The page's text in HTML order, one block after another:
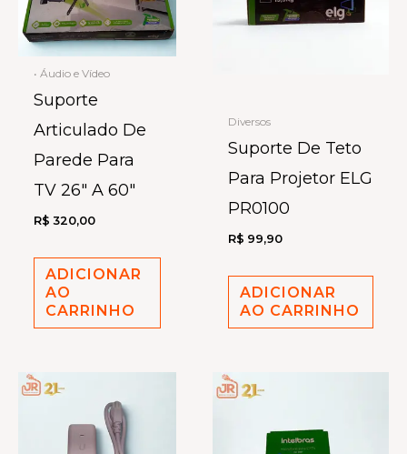
• Áudio e Vídeo
Suporte
Articulado De
Parede Para
TV 26″ A 60″
R$ 320,00
ADICIONAR
AO
CARRINHO
Diversos
Suporte De Teto
Para Projetor ELG
PR0100
R$ 99,90
ADICIONAR
AO CARRINHO